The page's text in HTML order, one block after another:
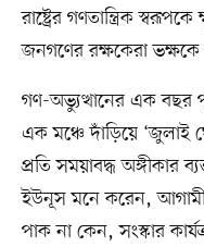
রাষ্ট্রের গণতান্ত্রিক
জনগণের রক্ষকেরা ভক্ষকে
গণ-অভ্যুত্থানের এক বছর
এক মঞ্চে দাঁড়িয়ে ‘জুলাই
প্রতি সময়াবদ্ধ অঙ্গীকার
ইউনূস মনে করেন, আগামী
পাক না কেন, সংস্কার